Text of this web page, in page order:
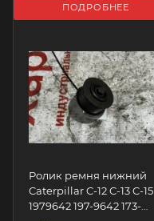
ПОДРОБНЕЕ
Ролик ремня нижний
Caterpillar C-12 C-13 C-15
1979642 197-9642 173-